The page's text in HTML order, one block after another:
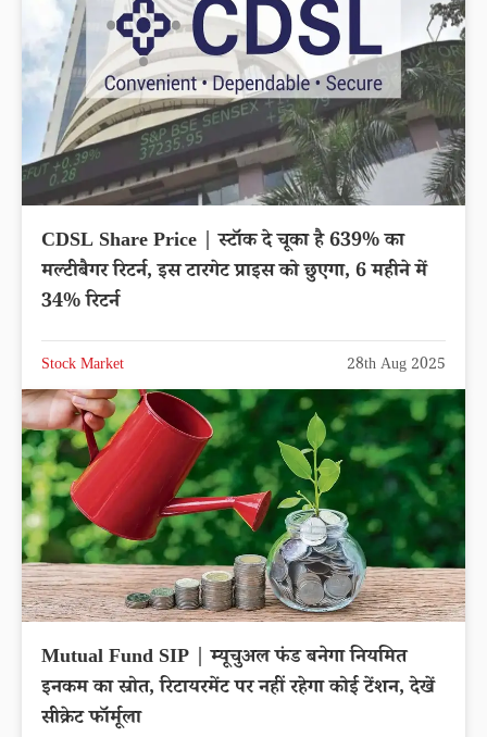
CDSL Share Price | स्टॉक दे चूका है 639% का
मल्टीबैगर रिटर्न, इस टारगेट प्राइस को छुएगा, 6 महीने में
34% रिटर्न
Stock Market 28th Aug 2025
Mutual Fund SIP | म्यूचुअल फंड बनेगा नियमित
इनकम का स्रोत, रिटायरमेंट पर नहीं रहेगा कोई टेंशन, देखें
सीक्रेट फॉर्मूला